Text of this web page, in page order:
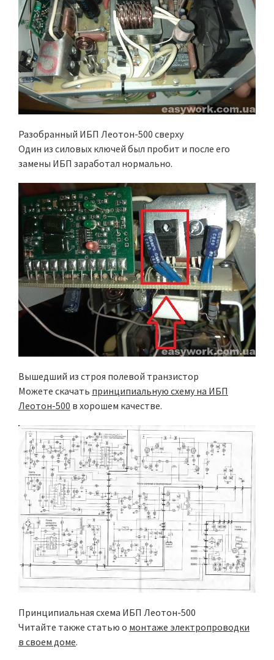
Разобранный ИБП Леотон-500 сверху
Один из силовых ключей был пробит и после его
замены ИБП заработал нормально.
Вышедший из строя полевой транзистор
Можете скачать принципиальную схему на ИБП
Леотон-500 в хорошем качестве.
Принципиальная схема ИБП Леотон-500
Читайте также статью о монтаже электропроводки
в своем доме.